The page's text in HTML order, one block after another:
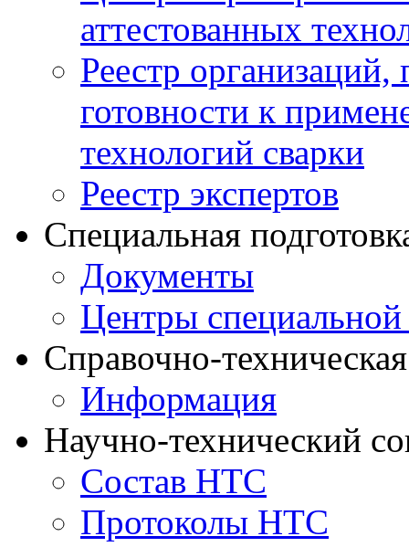
аттестованных
Реестр
готовности к
технологий сварки
Реестр экспертов
Специальная
Документы
Центры
Справочно-
Информация
Научно-технический
Состав НТС
Протоколы НТС